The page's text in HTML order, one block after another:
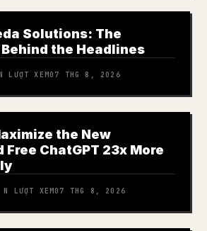
Solutions: The
the Headlines
LƯỢT XEM07 THG 8, 2026
the New
Free ChatGPT 23x More
LƯỢT XEM07 THG 8, 2026